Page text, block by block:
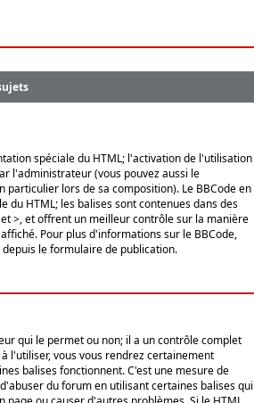
spéciale du HTML; l'activation de l'utilisation
l'administrateur (vous pouvez aussi le
particulier lors de sa composition). Le BBCode en
du HTML; les balises sont contenues dans des
>, et offrent un meilleur contrôle sur la manière
Pour plus d'informations sur le BBCode,
le formulaire de publication.
qui le permet ou non; il a un contrôle complet
l'utiliser, vous vous rendrez certainement
balises fonctionnent. C'est une mesure de
du forum en utilisant certaines balises qui